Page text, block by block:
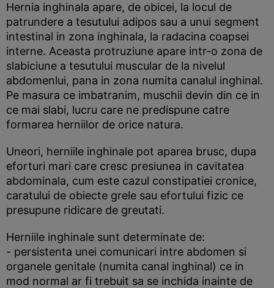
Hernia inghinala apare, de obicei, la locul de
patrundere a tesutului adipos sau a unui segment
intestinal in zona inghinala, la radacina coapsei
interne. Aceasta protruziune apare intr-o zona de
slabiciune a tesutului muscular de la nivelul
abdomenlui, pana in zona numita canalul inghinal.
Pe masura ce imbatranim, muschii devin din ce in
ce mai slabi, lucru care ne predispune catre
formarea herniilor de orice natura.
Uneori, herniile inghinale pot aparea brusc, dupa
eforturi mari care cresc presiunea in cavitatea
abdominala, cum este cazul constipatiei cronice,
caratului de obiecte grele sau efortului fizic ce
presupune ridicare de greutati.
Herniile inghinale sunt determinate de:
- persistenta unei comunicari intre abdomen si
organele genitale (numita canal inghinal) ce in
mod normal ar fi trebuit sa se inchida inainte de